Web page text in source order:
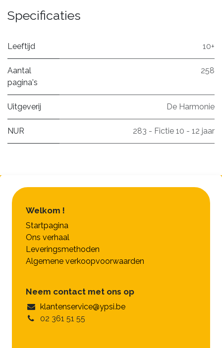
Specificaties
Leeftijd 10+
Aantal
pagina's
258
Uitgeverij De Harmonie
NUR 283 - Fictie 10 - 12 jaar
Welkom !
Startpagina
Ons verhaal
Leveringsmethoden
Algemene verkoopvoorwaarden
Neem contact met ons op
klantenservice@ypsi.be
02 361 51 55